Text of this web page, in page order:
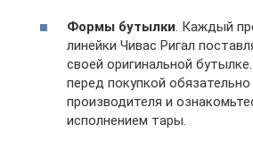
Формы бутылки . Каждый
линейки Чивас Ригал
своей оригинальной
перед покупкой
производителя и
исполнением тары.